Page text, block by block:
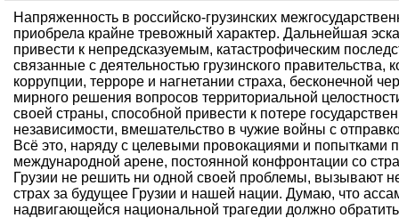
Напряженность в российско-грузинских
приобрела крайне тревожный характер. Дальнейшая
привести к непредсказуемым, катастрофическим
связанные с деятельностью грузинского правительства,
коррупции, терроре и нагнетании страха, бесконечной
мирного решения вопросов территориальной
своей страны, способной привести к потере
независимости, вмешательство в чужие войны с
Всё это, наряду с целевыми провокациями и попытками
международной арене, постоянной конфронтации со
Грузии не решить ни одной своей проблемы, вызывают
страх за будущее Грузии и нашей нации. Думаю, что
надвигающейся национальной трагедии должно